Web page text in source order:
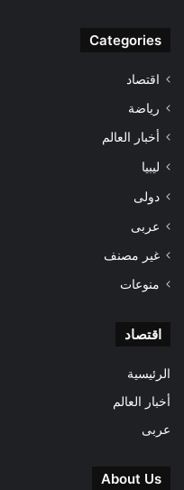
Categories
اقتصاد
رياضة
أخبار العالم
ليبيا
دولى
عربى
غير مصنف
منوعات
اقتصاد
الرئيسية
أخبار العالم
عربى
About Us